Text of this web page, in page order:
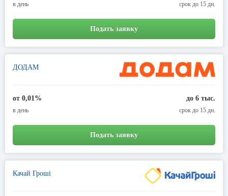
в день срок до 15 дн.
Подать заявку
ДОДАМ
от 0,01%
в день
до 6 тыс.
срок до 15 дн.
Подать заявку
Качай Гроші